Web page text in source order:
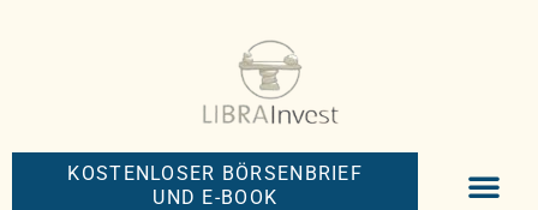
KOSTENLOSER BÖRSENBRIEF
UND E-BOOK